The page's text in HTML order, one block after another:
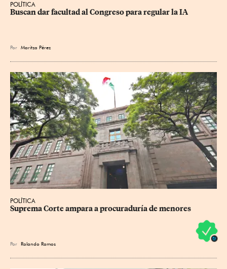
POLÍTICA
Buscan dar facultad al Congreso para regular la IA
Por Maritza Pérez
POLÍTICA
Suprema Corte ampara a procuraduría de menores
Por Rolando Ramos